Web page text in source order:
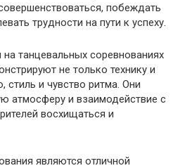
побеждать
трудности на пути к успеху.
танцевальных соревнованиях
не только технику и
стиль и чувство ритма. Они
атмосферу и взаимодействие с
восхищаться и
являются отличной